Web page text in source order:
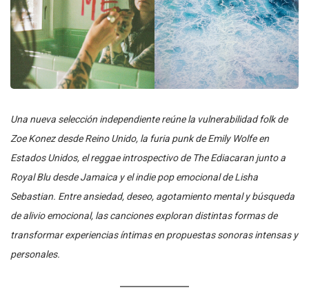
Una nueva selección independiente reúne la vulnerabilidad folk de
Zoe Konez desde Reino Unido, la furia punk de Emily Wolfe en
Estados Unidos, el reggae introspectivo de The Ediacaran junto a
Royal Blu desde Jamaica y el indie pop emocional de Lisha
Sebastian. Entre ansiedad, deseo, agotamiento mental y búsqueda
de alivio emocional, las canciones exploran distintas formas de
transformar experiencias íntimas en propuestas sonoras intensas y
personales.